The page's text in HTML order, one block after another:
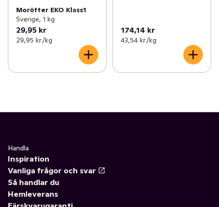
Morötter EKO Klass1
Sverige, 1 kg
29,95 kr
29,95 kr /kg
174,14 kr
43,54 kr /kg
Handla
Inspiration
Vanliga frågor och svar
Så handlar du
Hemleverans